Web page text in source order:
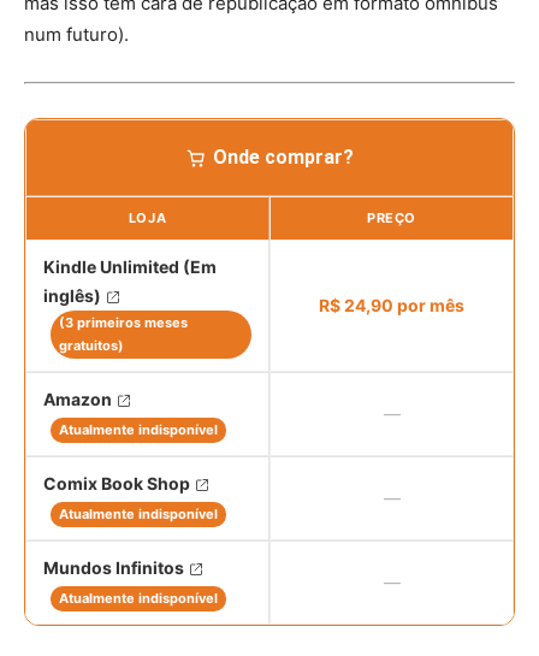
DComposição Vol. 02 : Duros de Matar | Editora Panini Comics (2021)
num futuro).
Onde comprar?
LOJA PREÇO
Kindle Unlimited (Em
inglês)
(3 primeiros meses
gratuitos)
R$ 24,90 por mês
Amazon
Atualmente indisponível
—
Comix Book Shop
Atualmente indisponível
—
Mundos Infinitos
Atualmente indisponível
—